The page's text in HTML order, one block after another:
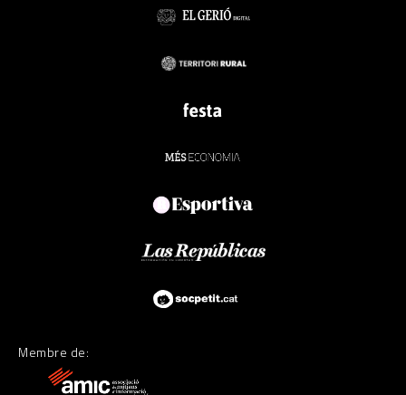
Membre de: